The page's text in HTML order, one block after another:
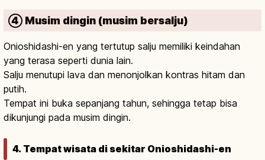
④ Musim dingin (musim bersalju)
Onioshidashi-en yang tertutup salju memiliki keindahan
yang terasa seperti dunia lain.
Salju menutupi lava dan menonjolkan kontras hitam dan
putih.
Tempat ini buka sepanjang tahun, sehingga tetap bisa
dikunjungi pada musim dingin.
4. Tempat wisata di sekitar Onioshidashi-en